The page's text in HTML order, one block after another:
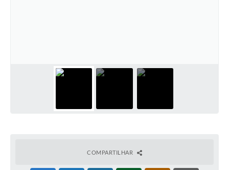
Plano Estratégico
COMPARTILHAR